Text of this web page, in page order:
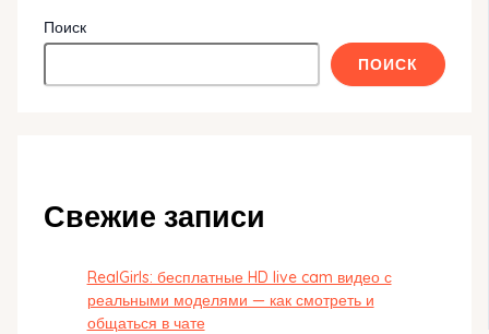
Поиск
ПОИСК
Свежие записи
RealGirls: бесплатные HD live cam видео с
реальными моделями — как смотреть и
общаться в чате